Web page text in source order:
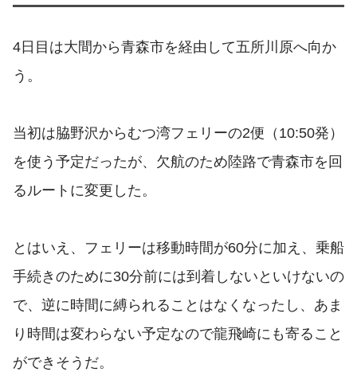
4日目は大間から青森市を経由して五所川原へ向か
う。
当初は脇野沢からむつ湾フェリーの2便（10:50発）
を使う予定だったが、欠航のため陸路で青森市を回
るルートに変更した。
とはいえ、フェリーは移動時間が60分に加え、乗船
手続きのために30分前には到着しないといけないの
で、逆に時間に縛られることはなくなったし、あま
り時間は変わらない予定なので龍飛崎にも寄ること
ができそうだ。